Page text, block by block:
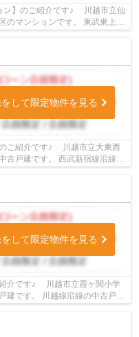
】のご紹介です♪ 川越市立仙
のマンションです。 東武東上
歩15分の...
して限定物件を見る
ご紹介です♪ 川越市立大東西
戸建です。 西武新宿線沿線の
です。 ...
して限定物件を見る
介です♪ 川越市立霞ヶ関小学
です。 川越線沿線の中古戸建
軽にト...